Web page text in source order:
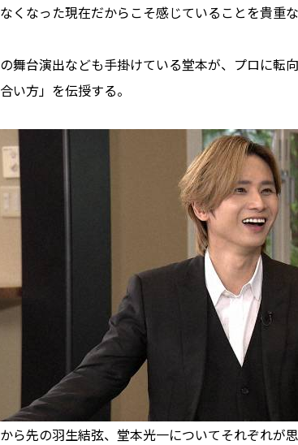
くなった現在だからこそ感じていることを貴重
舞台演出なども手掛けている堂本が、プロに転
い方」を伝授する。
ら先の羽生結弦、堂本光一についてそれぞれが